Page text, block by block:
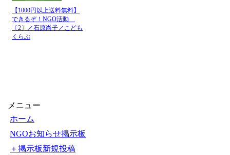
【1000円以上送料無料】
できるぞ！NGO活動
〔2〕／石原尚子／こども
くらぶ
メニュー
ホーム
NGOお知らせ掲示板
＋掲示板新規投稿